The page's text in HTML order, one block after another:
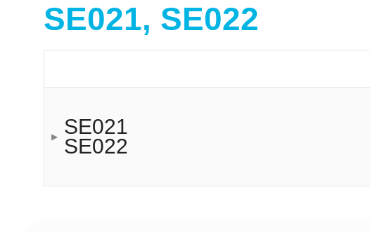
SE021, SE022
SE021
SE022